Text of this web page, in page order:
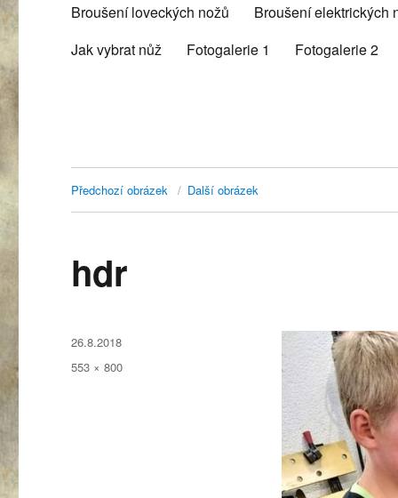
Broušení loveckých nožů
Broušení elektrických
Jak vybrat nůž
Fotogalerie 1 Fotogalerie 2
Předchozí obrázek Další obrázek
hdr
Publikováno:
26.8.2018
Původní
553 × 800